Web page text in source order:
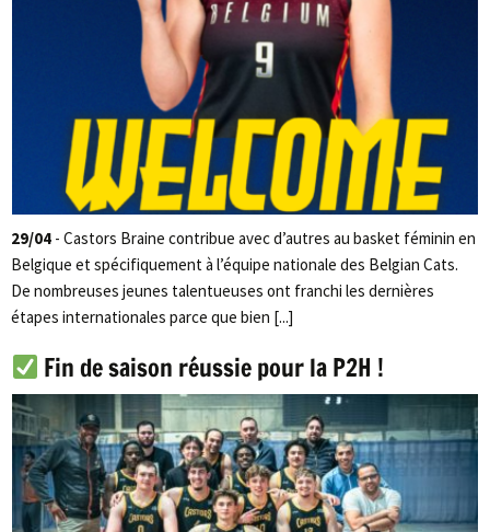
29/04 - Castors Braine contribue avec d’autres au basket féminin en
Belgique et spécifiquement à l’équipe nationale des Belgian Cats.
De nombreuses jeunes talentueuses ont franchi les dernières
étapes internationales parce que bien [...]
Fin de saison réussie pour la P2H !